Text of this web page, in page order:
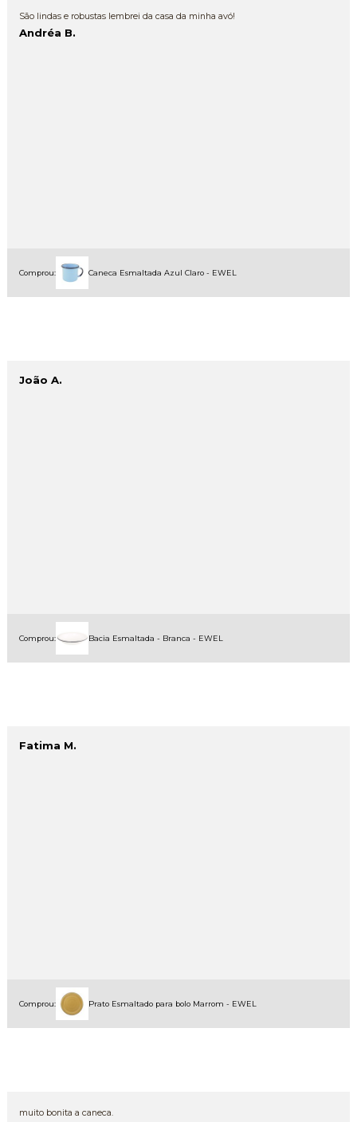
São lindas e robustas lembrei da casa da minha avó!
Andréa B.
Comprou: Caneca Esmaltada Azul Claro - EWEL
João A.
Comprou: Bacia Esmaltada - Branca - EWEL
Fatima M.
Comprou: Prato Esmaltado para bolo Marrom - EWEL
muito bonita a caneca.